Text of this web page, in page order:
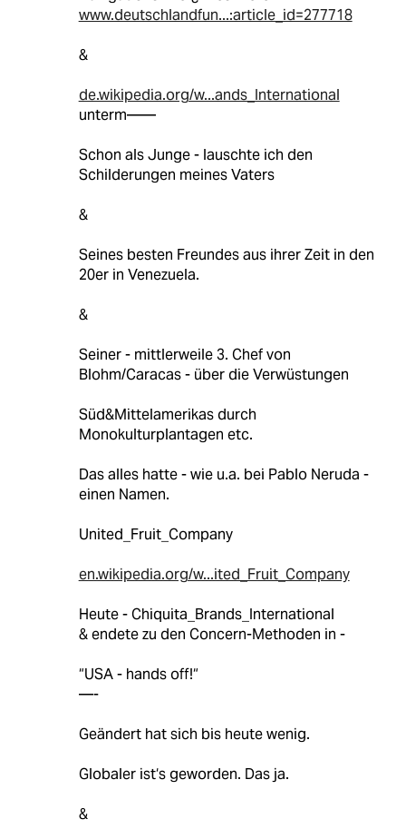
www.deutschlandfun...:article_id=277718
&
de.wikipedia.org/w...ands_International
unterm——
Schon als Junge - lauschte ich den
Schilderungen meines Vaters
&
Seines besten Freundes aus ihrer Zeit in den
20er in Venezuela.
&
Seiner - mittlerweile 3. Chef von
Blohm/Caracas - über die Verwüstungen
Süd&Mittelamerikas durch
Monokulturplantagen etc.
Das alles hatte - wie u.a. bei Pablo Neruda -
einen Namen.
United_Fruit_Company
en.wikipedia.org/w...ited_Fruit_Company
Heute - Chiquita_Brands_International
& endete zu den Concern-Methoden in -
“USA - hands off!“
—-
Geändert hat sich bis heute wenig.
Globaler ist‘s geworden. Das ja.
&